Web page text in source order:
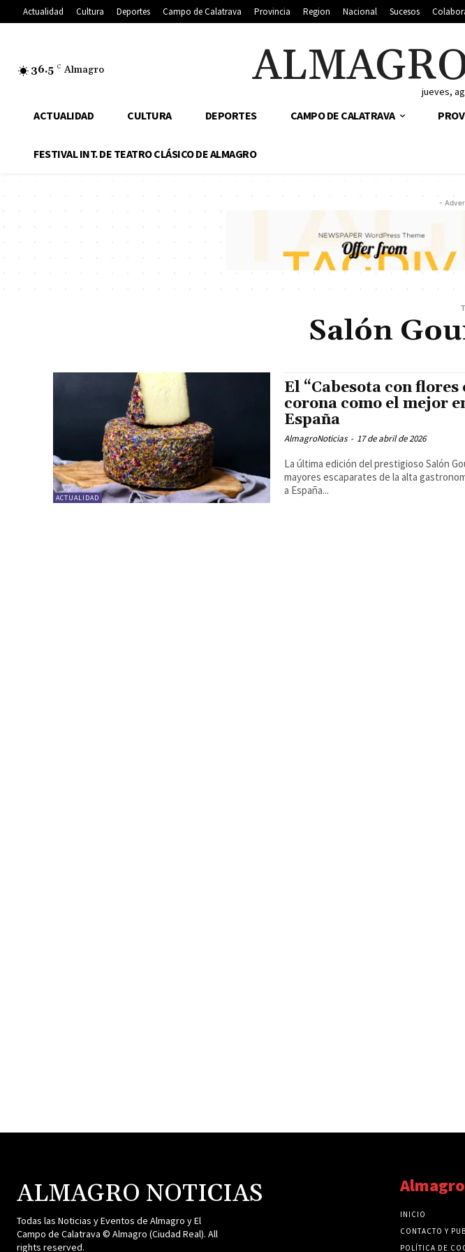
Actualidad Cultura Deportes Campo de Calatrava Provincia Region Nacional Sucesos
36.5 C Almagro
jueves,
ACTUALIDAD CULTURA DEPORTES CAMPO DE CALATRAVA
FESTIVAL INT. DE TEATRO CLÁSICO DE ALMAGRO
-
Salón
ACTUALIDAD
El “Cabesota con flores
corona como el mejor
España
AlmagroNoticias - 17 de abril de 2026
La última edición del prestigioso Salón
mayores escaparates de la alta
a España...
ALMAGRO NOTICIAS
Todas las Noticias y Eventos de Almagro y El
Campo de Calatrava © Almagro (Ciudad Real). All
rights reserved.
INICIO
CONTACTO Y
POLÍTICA DE